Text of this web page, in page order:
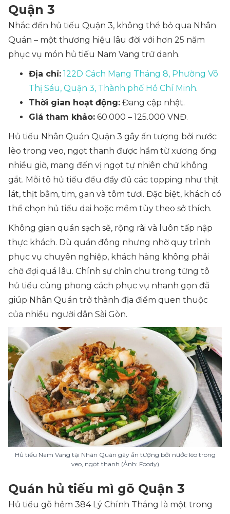
Quận 3
Nhắc đến hủ tiếu Quận 3, không thể bỏ qua Nhân
Quán – một thương hiệu lâu đời với hơn 25 năm
phục vụ món hủ tiếu Nam Vang trứ danh.
Địa chỉ: 122D Cách Mạng Tháng 8, Phường Võ
Thị Sáu, Quận 3, Thành phố Hồ Chí Minh.
Thời gian hoạt động: Đang cập nhật.
Giá tham khảo: 60.000 – 125.000 VNĐ.
Hủ tiếu Nhân Quán Quận 3 gây ấn tượng bởi nước
lèo trong veo, ngọt thanh được hầm từ xương ống
nhiều giờ, mang đến vị ngọt tự nhiên chứ không
gắt. Mỗi tô hủ tiếu đều đầy đủ các topping như thịt
lát, thịt bằm, tim, gan và tôm tươi. Đặc biệt, khách có
thể chọn hủ tiếu dai hoặc mềm tùy theo sở thích.
Không gian quán sạch sẽ, rộng rãi và luôn tấp nập
thực khách. Dù quán đông nhưng nhờ quy trình
phục vụ chuyên nghiệp, khách hàng không phải
chờ đợi quá lâu. Chính sự chỉn chu trong từng tô
hủ tiếu cùng phong cách phục vụ nhanh gọn đã
giúp Nhân Quán trở thành địa điểm quen thuộc
của nhiều người dân Sài Gòn.
Hủ tiếu Nam Vang tại Nhân Quán gây ấn tượng bởi nước lèo trong
veo, ngọt thanh (Ảnh: Foody)
Quán hủ tiếu mì gõ Quận 3
Hủ tiếu gõ hẻm 384 Lý Chính Thắng là một trong